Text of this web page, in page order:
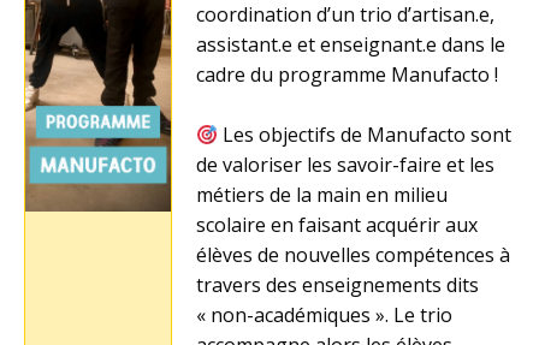
coordination d’un trio d’artisan.e,
assistant.e et enseignant.e dans le
cadre du programme Manufacto !
Les objectifs de Manufacto sont
de valoriser les savoir-faire et les
métiers de la main en milieu
scolaire en faisant acquérir aux
élèves de nouvelles compétences à
travers des enseignements dits
« non-académiques ». Le trio